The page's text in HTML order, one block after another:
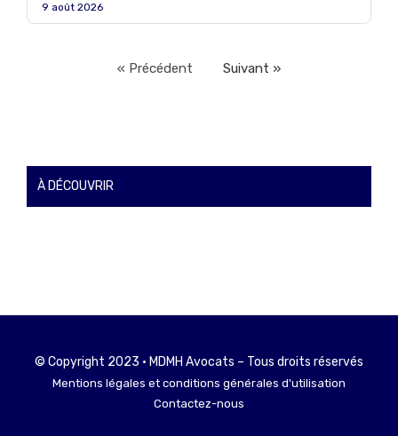
9 août 2026
« Précédent Suivant »
À DÉCOUVRIR
© Copyright 2023 • MDMH Avocats – Tous droits réservés
Mentions légales et conditions générales d'utilisation
Contactez-nous